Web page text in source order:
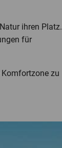
ihren Platz.
für
zu